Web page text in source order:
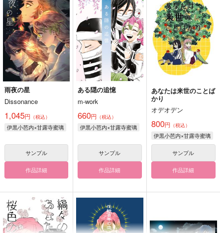
雨夜の星
Dissonance
1,045円 （税込）
伊黒小芭内×甘露寺蜜璃
サンプル
作品詳細
ある隠の追憶
m-work
660円 （税込）
伊黒小芭内×甘露寺蜜璃
サンプル
作品詳細
あなたは来世のことば
かり
オデオデン
800円 （税込）
伊黒小芭内×甘露寺蜜璃
サンプル
作品詳細